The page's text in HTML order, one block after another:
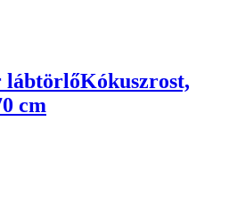
lábtörlőKókuszrost,
cm